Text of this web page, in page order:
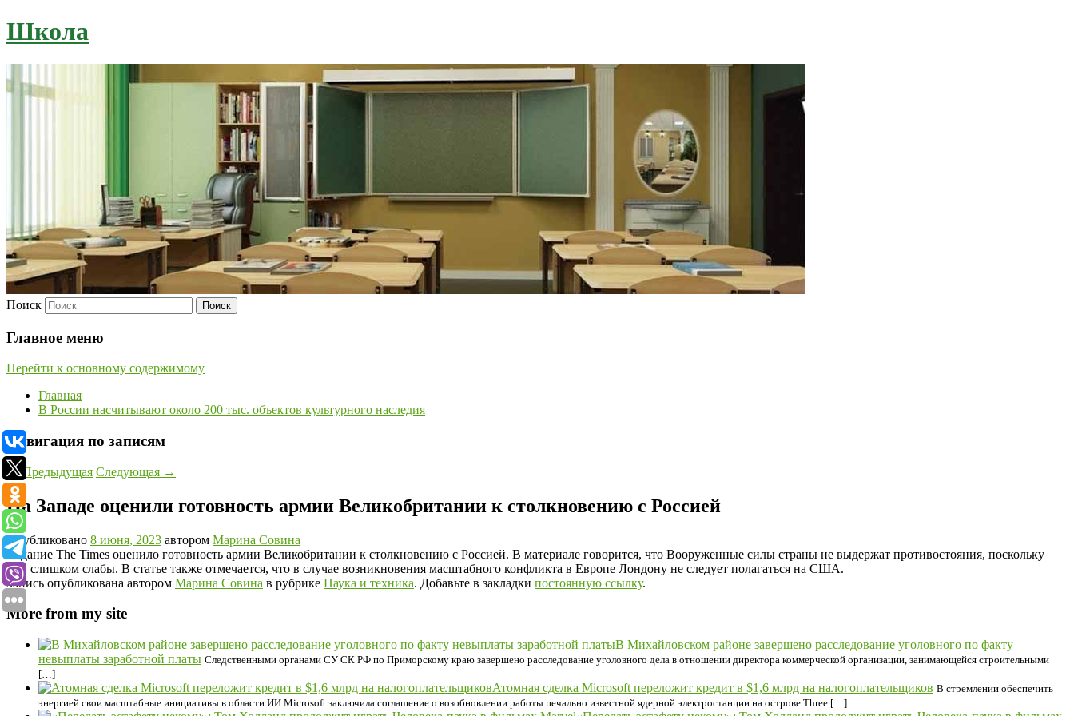
Школа
Поиск
Главное меню
Перейти к основному содержимому
Главная
В России насчитывают около 200 тыс. объектов культурного наследия
Навигация по записям
←Предыдущая Следующая →
На Западе оценили готовность армии Великобритании к столкновению с Россией
Опубликовано 8 июня, 2023 автором Марина Совина
Издание The Times оценило готовность армии Великобритании к столкновению с Россией. В материале говорится, что Вооруженные силы страны не выдержат противостояния, поскольку
они слишком слабы. В статье также отмечается, что в случае возникновения масштабного конфликта в Европе Лондону не следует полагаться на США.
Запись опубликована автором Марина Совина в рубрике Наука и техника. Добавьте в закладки постоянную ссылку.
More from my site
В Михайловском районе завершено расследование уголовного по факту
невыплаты заработной платы Следственными органами СУ СК РФ по Приморскому краю завершено расследование уголовного дела в отношении директора коммерческой организации, занимающейся строительными
[…]
Атомная сделка Microsoft переложит кредит в $1,6 млрд на налогоплательщиков В стремлении обеспечить
энергией свои масштабные инициативы в области ИИ Microsoft заключила соглашение о возобновлении работы печально известной ядерной электростанции на острове Three […]